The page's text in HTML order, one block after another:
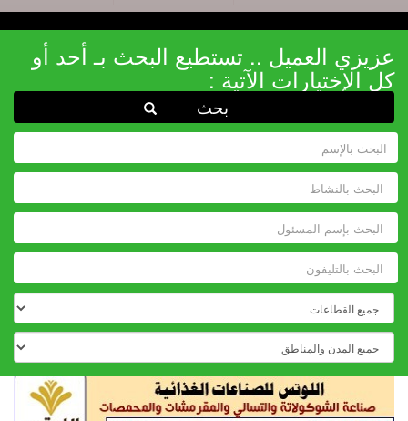
عزيزي العميل .. تستطيع البحث بـ أحد أو
كل الإختيارات الآتية :